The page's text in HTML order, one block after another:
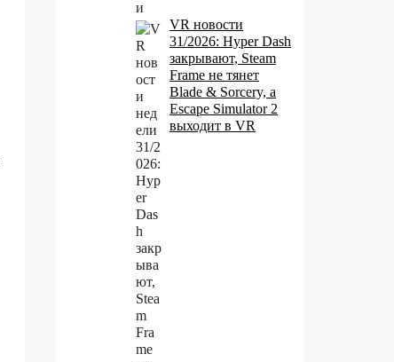
VR новости
31/2026: Hyper Dash
закрывают, Steam
Frame не тянет
Blade & Sorcery, а
Escape Simulator 2
выходит в VR